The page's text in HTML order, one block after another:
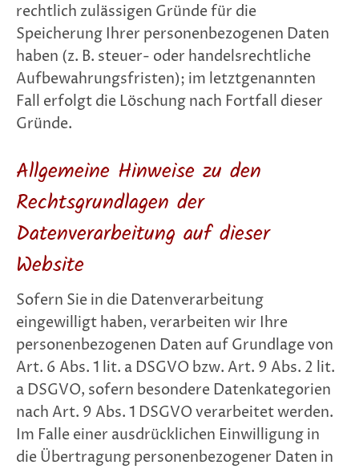
rechtlich zulässigen Gründe für die
Speicherung Ihrer personenbezogenen Daten
haben (z. B. steuer- oder handelsrechtliche
Aufbewahrungsfristen); im letztgenannten
Fall erfolgt die Löschung nach Fortfall dieser
Gründe.
Allgemeine Hinweise zu den
Rechtsgrundlagen der
Datenverarbeitung auf dieser
Website
Sofern Sie in die Datenverarbeitung
eingewilligt haben, verarbeiten wir Ihre
personenbezogenen Daten auf Grundlage von
Art. 6 Abs. 1 lit. a DSGVO bzw. Art. 9 Abs. 2 lit.
a DSGVO, sofern besondere Datenkategorien
nach Art. 9 Abs. 1 DSGVO verarbeitet werden.
Im Falle einer ausdrücklichen Einwilligung in
die Übertragung personenbezogener Daten in